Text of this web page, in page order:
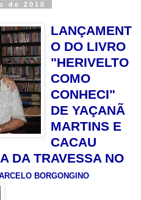
de 2010
LANÇAMENT
O DO LIVRO
"HERIVELTO
COMO
CONHECI"
DE YAÇANÃ
MARTINS E
CACAU
DA TRAVESSA NO
BORGONGINO